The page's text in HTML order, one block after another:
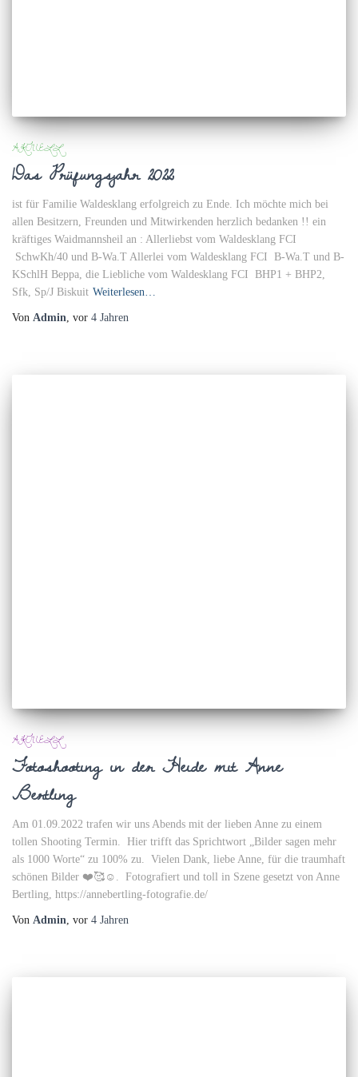
AKTUELL
Das Prüfungsjahr 2022
ist für Familie Waldesklang erfolgreich zu Ende. Ich möchte mich bei
allen Besitzern, Freunden und Mitwirkenden herzlich bedanken !! ein
kräftiges Waidmannsheil an : Allerliebst vom Waldesklang FCI
SchwKh/40 und B-Wa.T Allerlei vom Waldesklang FCI B-Wa.T und B-
KSchlH Beppa, die Liebliche vom Waldesklang FCI BHP1 + BHP2,
Sfk, Sp/J Biskuit Weiterlesen…
Von Admin, vor 4 Jahren
AKTUELL
Fotoshooting in der Heide mit Anne
Bertling
Am 01.09.2022 trafen wir uns Abends mit der lieben Anne zu einem
tollen Shooting Termin. Hier trifft das Sprichtwort „Bilder sagen mehr
als 1000 Worte“ zu 100% zu. Vielen Dank, liebe Anne, für die traumhaft
schönen Bilder ❤️🥰☺️. Fotografiert und toll in Szene gesetzt von Anne
Bertling, https://annebertling-fotografie.de/
Von Admin, vor 4 Jahren